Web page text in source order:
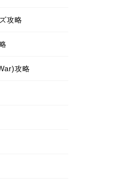
攻略
攻略